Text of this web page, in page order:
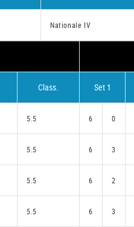
Nationale IV
Class. Set 1
5.5 6 0
5.5 6 3
5.5 6 2
5.5 6 3